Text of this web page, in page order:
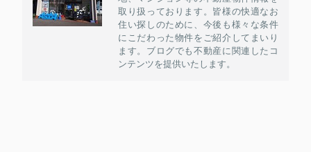
取り扱っております。皆様の快適なお
住い探しのために、今後も様々な条件
にこだわった物件をご紹介してまいり
ます。ブログでも不動産に関連したコ
ンテンツを提供いたします。